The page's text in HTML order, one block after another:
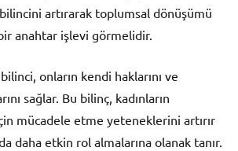
artırarak toplumsal dönüşümü
anahtar işlevi görmelidir.
onların kendi haklarını ve
sağlar. Bu bilinç, kadınların
mücadele etme yeteneklerini artırır
daha etkin rol almalarına olanak tanır.